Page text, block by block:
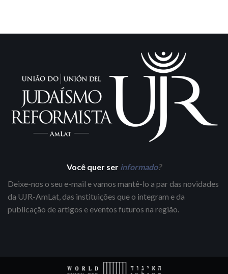
Você quer ser informado?
Deixe-nos o seu e-mail e vamos mantê-lo a par das novidades
da UJR-AmLat, das instituições que o integram e da
publicação de artigos e eventos futuros na região.